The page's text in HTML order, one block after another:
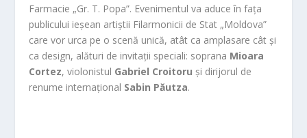
Farmacie „Gr. T. Popa”. Evenimentul va aduce în fața
publicului ieșean artiștii Filarmonicii de Stat „Moldova”
care vor urca pe o scenă unică, atât ca amplasare cât și
ca design, alături de invitații speciali: soprana Mioara
Cortez, violonistul Gabriel Croitoru și dirijorul de
renume internațional Sabin Păutza.